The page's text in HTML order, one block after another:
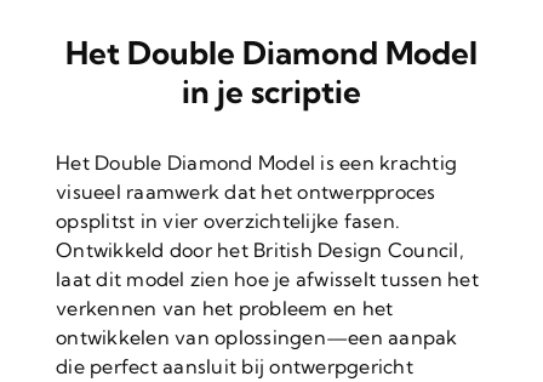
Het Double Diamond Model
in je scriptie
Het Double Diamond Model is een krachtig
visueel raamwerk dat het ontwerpproces
opsplitst in vier overzichtelijke fasen.
Ontwikkeld door het British Design Council,
laat dit model zien hoe je afwisselt tussen het
verkennen van het probleem en het
ontwikkelen van oplossingen—een aanpak
die perfect aansluit bij ontwerpgericht